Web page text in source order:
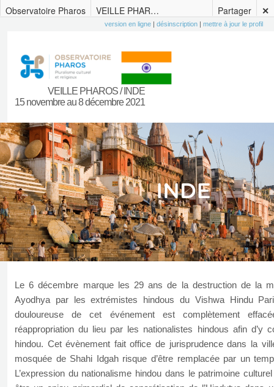
Observatoire Pharos VEILLE PHAROS / INDE – Récapitulatif – 15 novembre au 8 décembre 2021 ✕
Partager